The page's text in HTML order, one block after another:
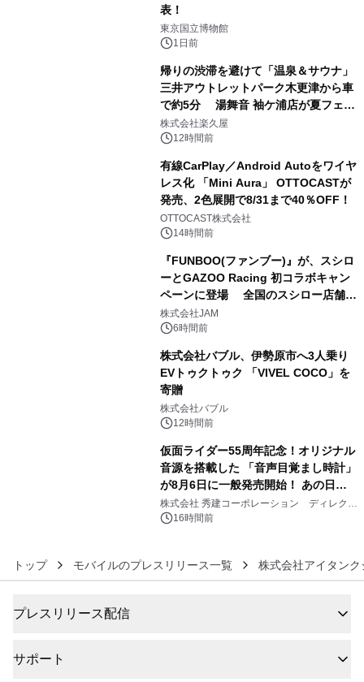
表！
東京国立博物館
1日前
帰りの渋滞を避けて「温泉＆サウナ」
三井アウトレットパーク木更津から車
で約5分 湯舞音 袖ケ浦店が夏フェア
メニューを提供
株式会社楽久屋
12時間前
有線CarPlay／Android Autoをワイヤ
レス化 「Mini Aura」 OTTOCASTが
発売、2色展開で8/31まで40％OFF！
OTTOCAST株式会社
14時間前
『FUNBOO(ファンブー)』が、スシロ
ーとGAZOO Racing 初コラボキャン
ペーンに登場 全国のスシロー店舗で
GR 4車種の FUNBOO(ミニカー)付き
メニューが展開されます
株式会社JAM
6時間前
株式会社バブル、伊勢原市へ3人乗り
EVトゥクトゥク 「VIVEL COCO」を
寄贈
株式会社バブル
12時間前
仮面ライダー55周年記念！オリジナル
音源を搭載した 「音声目覚まし時計」
が8月6日に一般発売開始！ あの日の
大興奮が今甦る
株式会社 秀建コーポレーション ディレクト
アートギャラリー
16時間前
トップ モバイルのプレスリリース一覧 株式会社アイタンク
プレスリリース配信
サポート